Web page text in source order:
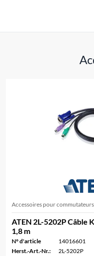
Accessoires pour
ATEN 2L-5202P Câble
1,8 m
N° d'article
14016601
Herst.-Art.-Nr.:
2L-5202P